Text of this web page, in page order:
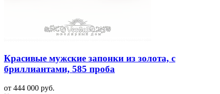
Красивые мужские запонки из золота, с
бриллиантами, 585 проба
от 444 000 руб.